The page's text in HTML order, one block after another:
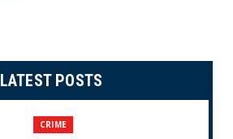
LATEST POSTS
CRIME